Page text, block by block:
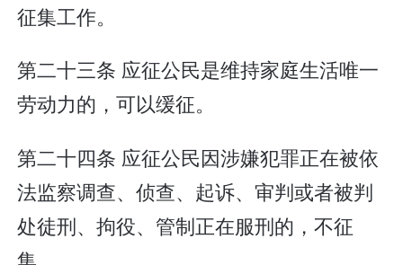
征集工作。
第二十三条 应征公民是维持家庭生活唯一
劳动力的，可以缓征。
第二十四条 应征公民因涉嫌犯罪正在被依
法监察调查、侦查、起诉、审判或者被判
处徒刑、拘役、管制正在服刑的，不征
集。